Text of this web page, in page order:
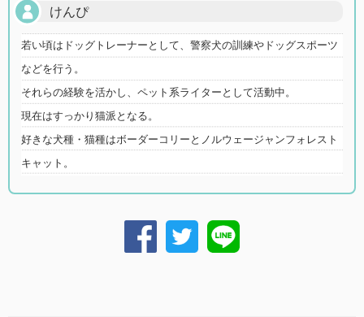
けんぴ
若い頃はドッグトレーナーとして、警察犬の訓練やドッグスポーツ
などを行う。
それらの経験を活かし、ペット系ライターとして活動中。
現在はすっかり猫派となる。
好きな犬種・猫種はボーダーコリーとノルウェージャンフォレスト
キャット。